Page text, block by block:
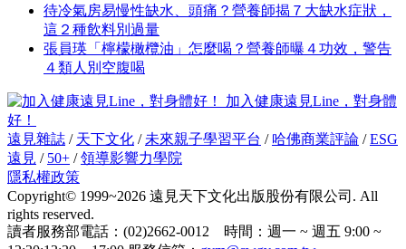
待冷氣房易慢性缺水、頭痛？營養師揭７大缺水症狀，
這２種飲料別過量
張員瑛「檸檬橄欖油」怎麼喝？營養師曝４功效，警告
４類人別空腹喝
加入健康遠見Line，對身體
好！
遠見雜誌 / 天下文化 / 未來親子學習平台 / 哈佛商業評論 /ESG
遠見 / 50+ /領導影響力學院
隱私權政策
Copyright© 1999~2026 遠見天下文化出版股份有限公司. All
rights reserved.
讀者服務部電話：(02)2662-0012 時間：週一 ~ 週五 9:00 ~